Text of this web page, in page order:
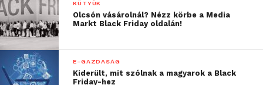
KÜTYÜK
Olcsón vásárolnál? Nézz körbe a Media
Markt Black Friday oldalán!
E-GAZDASÁG
Kiderült, mit szólnak a magyarok a Black
Friday-hez